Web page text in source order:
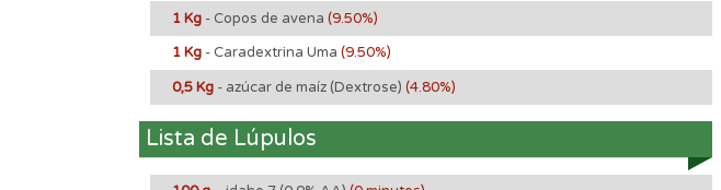
1 Kg - Copos de avena (9.50%)
1 Kg - Caradextrina Uma (9.50%)
0,5 Kg - azúcar de maíz (Dextrose) (4.80%)
Lista de Lúpulos